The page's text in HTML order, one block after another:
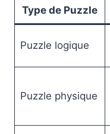
Type de Puzzle
Puzzle logique
Puzzle physique